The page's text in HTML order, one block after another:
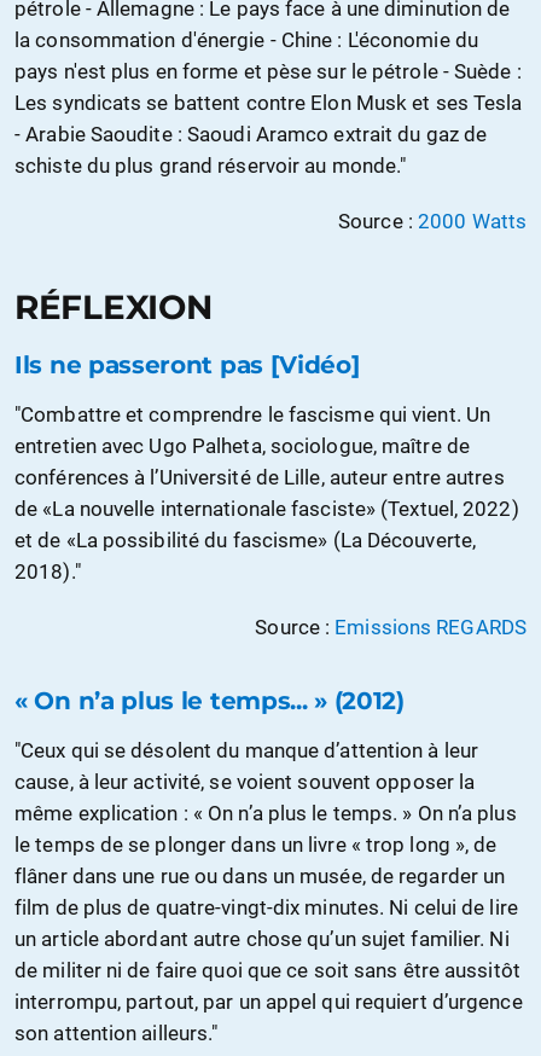
pétrole - Allemagne : Le pays face à une diminution de
la consommation d'énergie - Chine : L'économie du
pays n'est plus en forme et pèse sur le pétrole - Suède :
Les syndicats se battent contre Elon Musk et ses Tesla
- Arabie Saoudite : Saoudi Aramco extrait du gaz de
schiste du plus grand réservoir au monde.‌‌"
Source : 2000 Watts
RÉFLEXION
Ils ne passeront pas [Vidéo]
"Combattre et comprendre le fascisme qui vient. Un
entretien avec Ugo Palheta, sociologue, maître de
conférences à l’Université de Lille, auteur entre autres
de «La nouvelle internationale fasciste» (Textuel, 2022)
et de «La possibilité du fascisme» (La Découverte,
2018)."
Source : Emissions REGARDS
« On n’a plus le temps... » (2012)
"Ceux qui se désolent du manque d’attention à leur
cause, à leur activité, se voient souvent opposer la
même explication : « On n’a plus le temps. » On n’a plus
le temps de se plonger dans un livre « trop long », de
flâner dans une rue ou dans un musée, de regarder un
film de plus de quatre-vingt-dix minutes. Ni celui de lire
un article abordant autre chose qu’un sujet familier. Ni
de militer ni de faire quoi que ce soit sans être aussitôt
interrompu, partout, par un appel qui requiert d’urgence
son attention ailleurs."